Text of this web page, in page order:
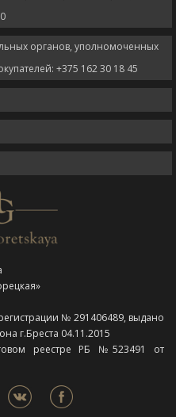
органов, уполномоченных
+375 162 30 18 45
№ 291406489, выдано
г.Бреста 04.11.2015
реестре РБ №523491 от